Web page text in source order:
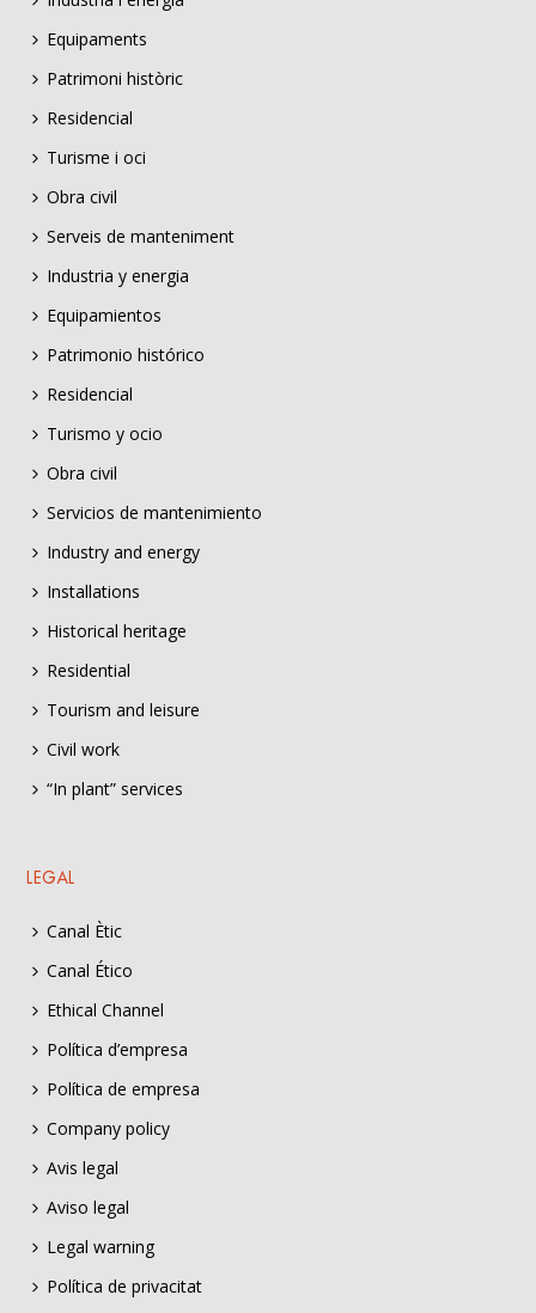
Equipaments
Patrimoni històric
Residencial
Turisme i oci
Obra civil
Serveis de manteniment
Industria y energia
Equipamientos
Patrimonio histórico
Residencial
Turismo y ocio
Obra civil
Servicios de mantenimiento
Industry and energy
Installations
Historical heritage
Residential
Tourism and leisure
Civil work
“In plant” services
LEGAL
Canal Ètic
Canal Ético
Ethical Channel
Política d’empresa
Política de empresa
Company policy
Avis legal
Aviso legal
Legal warning
Política de privacitat